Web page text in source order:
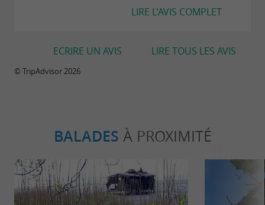
LIRE L'AVIS COMPLET
LIRE TOUS LES AVIS
ECRIRE UN AVIS
© TripAdvisor 2026
BALADES À PROXIMITÉ